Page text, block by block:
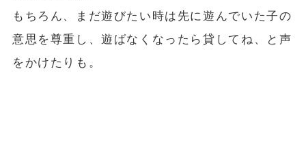
もちろん、まだ遊びたい時は先に遊んでいた子の
意思を尊重し、遊ばなくなったら貸してね、と声
をかけたりも。